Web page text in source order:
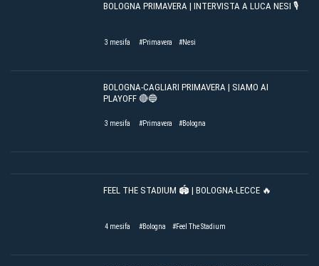
BOLOGNA PRIMAVERA | INTERVISTA A LUCA NESI 🎙️
3 mesifa #Primavera #Nesi
BOLOGNA-CAGLIARI PRIMAVERA | SIAMO AI
PLAYOFF 🔴🔵
3 mesifa #Primavera #Bologna
FEEL THE STADIUM 🏟️ | BOLOGNA-LECCE 🔥
4 mesifa #Bologna #Feel The Stadium